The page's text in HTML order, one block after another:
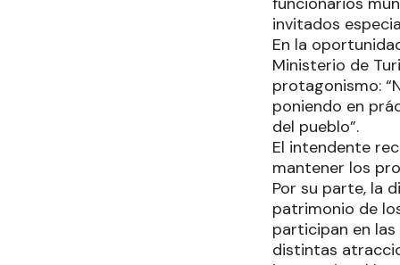
invitados
En la
Ministerio de
protagonismo:
poniendo en
del pueblo”.
El intendente
mantener los
Por su parte, la
patrimonio de
participan en
distintas